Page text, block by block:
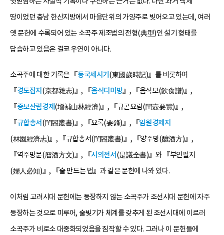
땅이었던 충남 한산지방에서 마을단위의 가양주로 빚어오고 있는데, 여러
옛 문헌에 수록되어 있는 소곡주 제조법의 전형(典型)인 설기 형태를
답습하고 있음은 결코 우연이 아니다.
소곡주에 대한 기록은 『동국세시기 (東國歲時記)』를 비롯하여
『경도잡지 (京都雜志)』, 『음식디미방』, 『음식보(飮食譜)』,
『증보산림경제 (增補山林經濟)』, 『규곤요람(閨壼要覽)』,
『규합총서 (閨閤叢書)』, 『요록(要錄)』, 『임원경제지
(林園經濟志)』, 『규합총서(閨閤叢書)』, 『양주방(釀酒方)』,
『역주방문(曆酒方文)』, 『시의전서 (是議全書)』와 『부인필지
(婦人必知)』, 『술 만드는 법』과 같은 문헌에 나와 있다.
이처럼 고려시대 문헌에는 등장하지 않는 소곡주가 조선시대 문헌에 자주
등장하는 것으로 미루어, 술빚기가 체계를 갖추게 된 조선시대에 이르러
소곡주가 비로소 대중화되었음을 짐작할 수 있다. 그러나 이 문헌들에